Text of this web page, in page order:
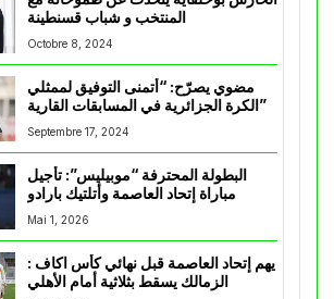
المنتخب و شباب قسنطينة
Octobre 8, 2024
مضوي يصرّح: “أتمنى التوفيق لممثلي
الكرة الجزائرية في المسابقات القارية”
Septembre 17, 2024
البطولة المحترفة “موبيليس”: تأجيل
مباراة إتحاد العاصمة وأتلتيك بارادو
Mai 1, 2026
يهم إتحاد العاصمة قبل نهائي كأس اكاف :